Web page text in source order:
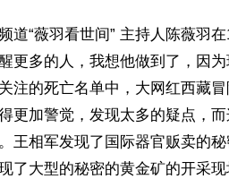
道“薇羽看世间” 主持人陈薇羽
更多的人，我想他做到了，因
注的死亡名单中，大网红西藏
更加警觉，发现太多的疑点，
王相军发现了国际器官贩卖的
了大型的秘密的黄金矿的开采